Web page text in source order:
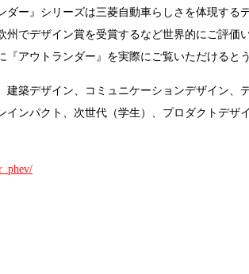
ー』シリーズは三菱自動車らしさを体現する
でデザイン賞を受賞するなど世界的にご評価
アウトランダー』を実際にご覧いただけると
建築デザイン、コミュニケーションデザイン
ンパクト、次世代（学生）、プロダクトデザ